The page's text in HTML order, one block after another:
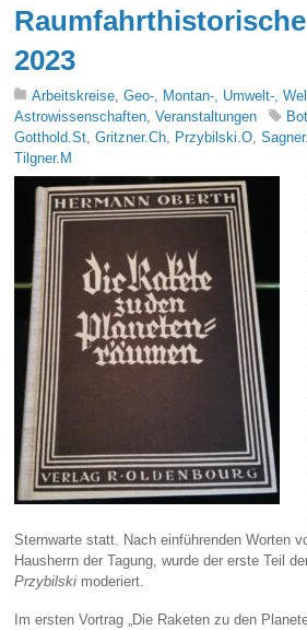
2023
Arbeitskreise,Geo-, Montan-, Umwelt-,
Astrowissenschaften,Veranstaltungen
Gotthold.St,Gritzner.Ch, Przybilski.O,
Tilgner.M
Sternwarte statt. Nach einführenden Worten
Hausherrn der Tagung, wurde der erste Teil
Przybilski moderiert.
Im ersten Vortrag „Die Raketen zu den